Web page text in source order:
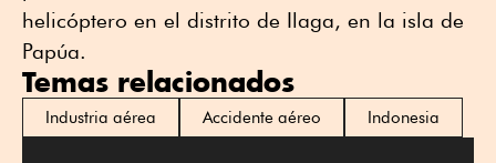
helicóptero en el distrito de Ilaga, en la isla de
Papúa.
Temas relacionados
Industria aérea Accidente aéreo Indonesia